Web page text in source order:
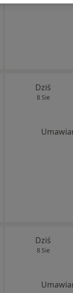
Dziś
8 Sie
Dziś
8 Sie